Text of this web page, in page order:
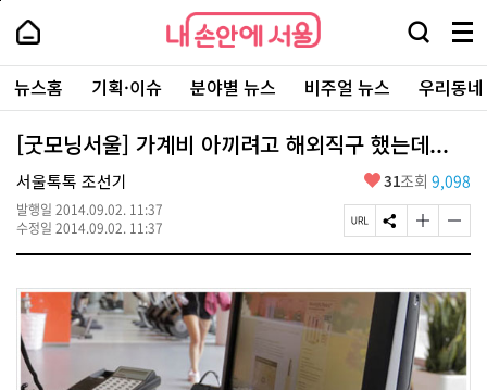
본
로
가
내
손
안
에
서
울
-
서
울
시
대
표
소
포
털
내
손
에
울
검
창
열
기
메
뉴
전
체
보
주
요
서
뉴스홈 기획·이슈 분야별 뉴스 비주얼 뉴스 우리동
[굿모닝서울] 가계비 아끼려고 해외직구 했는데...
서울톡톡 조선기
발행일 2014.09.02. 11:37
수정일 2014.09.02. 11:37
좋
요
31조회 9,098
페
이
U
R
복
사
S
N
공
유
하
기
글
자
기
크
게
변
경
하
글
자
기
작
게
변
경
하
페
상
단
로